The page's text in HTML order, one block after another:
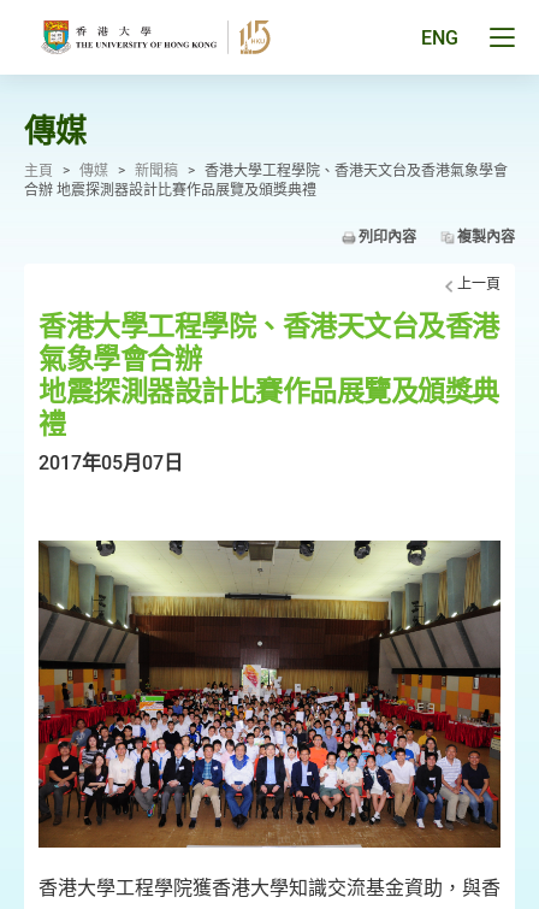
ENG
傳媒
主頁 > 傳媒 > 新聞稿 > 香港大學工程學院、香港天文台及香港氣象學會
合辦 地震探測器設計比賽作品展覽及頒獎典禮
列印內容 複製內容
上一頁
香港大學工程學院、香港天文台及香港
氣象學會合辦
地震探測器設計比賽作品展覽及頒獎典
禮
2017年05月07日
香港大學工程學院獲香港大學知識交流基金資助，與香